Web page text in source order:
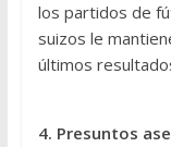
los partidos de
suizos le
últimos
4. Presuntos